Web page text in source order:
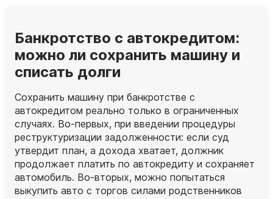
Банкротство с автокредитом:
можно ли сохранить машину и
списать долги
Сохранить машину при банкротстве с
автокредитом реально только в ограниченных
случаях. Во‑первых, при введении процедуры
реструктуризации задолженности: если суд
утвердит план, а дохода хватает, должник
продолжает платить по автокредиту и сохраняет
автомобиль. Во‑вторых, можно попытаться
выкупить авто с торгов силами родственников